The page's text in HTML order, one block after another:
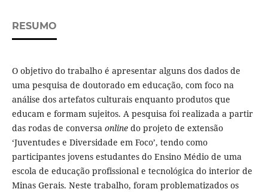
RESUMO
O objetivo do trabalho é apresentar alguns dos dados de
uma pesquisa de doutorado em educação, com foco na
análise dos artefatos culturais enquanto produtos que
educam e formam sujeitos. A pesquisa foi realizada a partir
das rodas de conversa onlinedo projeto de extensão
‘Juventudes e Diversidade em Foco’, tendo como
participantes jovens estudantes do Ensino Médio de uma
escola de educação profissional e tecnológica do interior de
Minas Gerais. Neste trabalho, foram problematizados os